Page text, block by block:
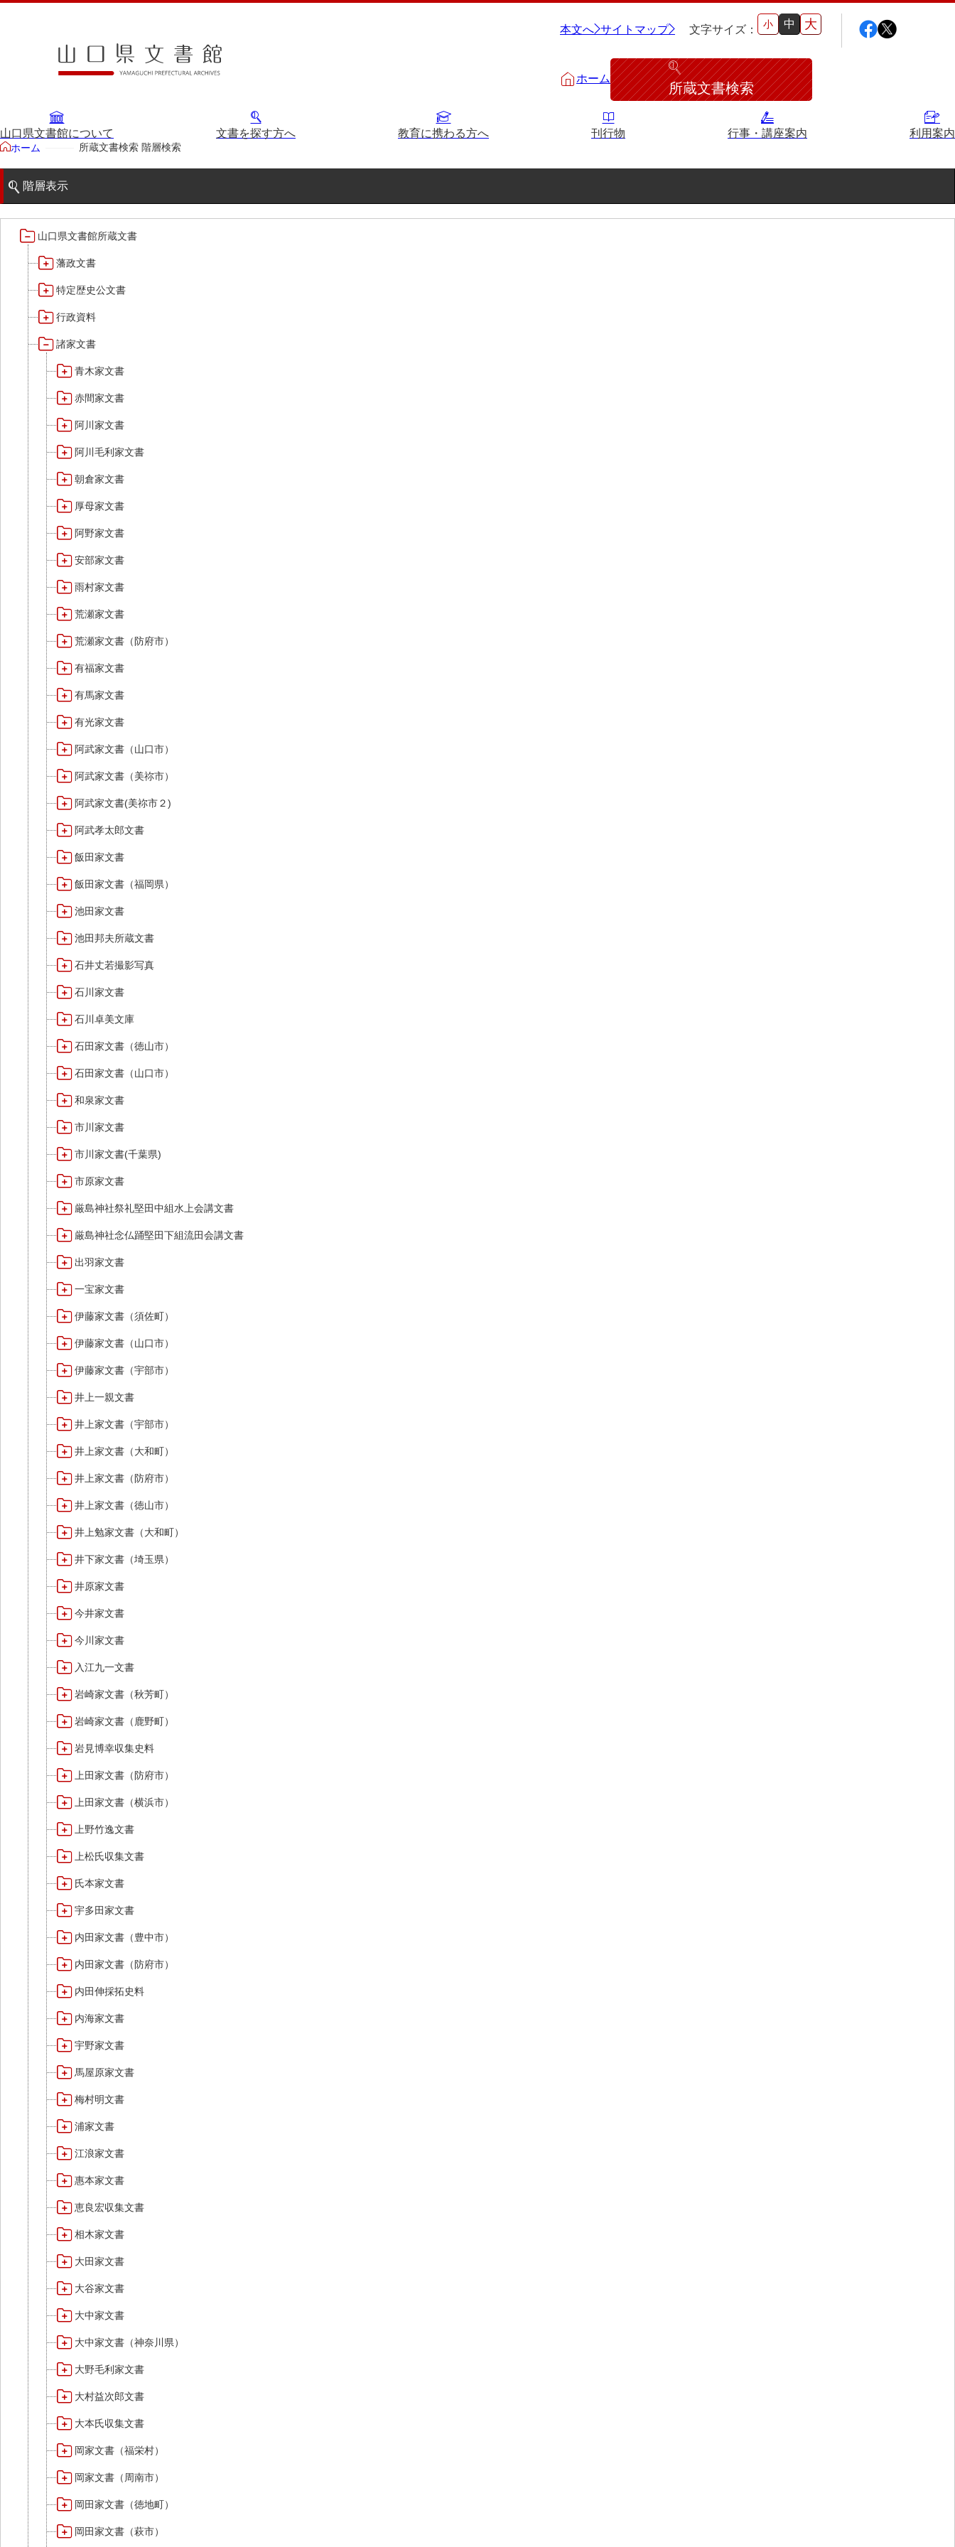
本文へ サイトマップ 文字サイズ： 小 中 大
ホーム
所蔵文書検索
山口県文書館について 文書を探す方へ 教育に携わる方へ 刊行物 行事・講座案内 利用案内
ホーム 所蔵文書検索 階層検索
階層表示
山口県文書館所蔵文書
藩政文書
特定歴史公文書
行政資料
諸家文書
青木家文書
赤間家文書
阿川家文書
阿川毛利家文書
朝倉家文書
厚母家文書
阿野家文書
安部家文書
雨村家文書
荒瀬家文書
荒瀬家文書（防府市）
有福家文書
有馬家文書
有光家文書
阿武家文書（山口市）
阿武家文書（美祢市）
阿武家文書(美祢市２)
阿武孝太郎文書
飯田家文書
飯田家文書（福岡県）
池田家文書
池田邦夫所蔵文書
石井丈若撮影写真
石川家文書
石川卓美文庫
石田家文書（徳山市）
石田家文書（山口市）
和泉家文書
市川家文書
市川家文書(千葉県)
市原家文書
厳島神社祭礼堅田中組水上会講文書
厳島神社念仏踊堅田下組流田会講文書
出羽家文書
一宝家文書
伊藤家文書（須佐町）
伊藤家文書（山口市）
伊藤家文書（宇部市）
井上一親文書
井上家文書（宇部市）
井上家文書（大和町）
井上家文書（防府市）
井上家文書（徳山市）
井上勉家文書（大和町）
井下家文書（埼玉県）
井原家文書
今井家文書
今川家文書
入江九一文書
岩崎家文書（秋芳町）
岩崎家文書（鹿野町）
岩見博幸収集史料
上田家文書（防府市）
上田家文書（横浜市）
上野竹逸文書
上松氏収集文書
氏本家文書
宇多田家文書
内田家文書（豊中市）
内田家文書（防府市）
内田伸採拓史料
内海家文書
宇野家文書
馬屋原家文書
梅村明文書
浦家文書
江浪家文書
惠本家文書
恵良宏収集文書
相木家文書
大田家文書
大谷家文書
大中家文書
大中家文書（神奈川県）
大野毛利家文書
大村益次郎文書
大本氏収集文書
岡家文書（福栄村）
岡家文書（周南市）
岡田家文書（徳地町）
岡田家文書（萩市）